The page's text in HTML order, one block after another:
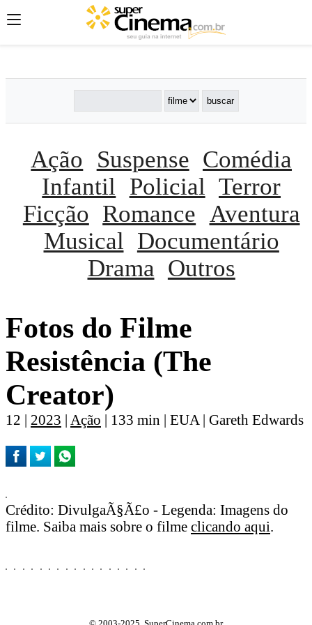
';';
Ação Suspense Comédia
Infantil
Policial Terror
Ficção Romance Aventura
Musical
Documentário
Drama Outros
Fotos do Filme
Resistência (The
Creator)
12 | 2023 | Ação | 133 min | EUA | Gareth Edwards
Crédito: DivulgaÃ§Ã£o - Legenda: Imagens do
filme. Saiba mais sobre o filme clicando aqui.